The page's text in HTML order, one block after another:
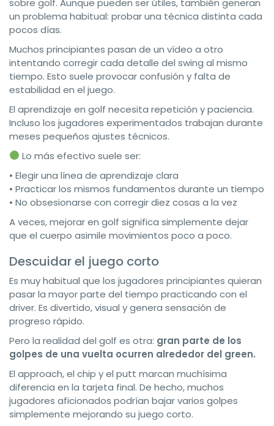
un problema habitual: probar una técnica distinta cada
pocos días.
Muchos principiantes pasan de un vídeo a otro
intentando corregir cada detalle del swing al mismo
tiempo. Esto suele provocar confusión y falta de
estabilidad en el juego.
El aprendizaje en golf necesita repetición y paciencia.
Incluso los jugadores experimentados trabajan durante
meses pequeños ajustes técnicos.
Lo más efectivo suele ser:
• Elegir una línea de aprendizaje clara
• Practicar los mismos fundamentos durante un tiempo
• No obsesionarse con corregir diez cosas a la vez
A veces, mejorar en golf significa simplemente dejar
que el cuerpo asimile movimientos poco a poco.
Descuidar el juego corto
Es muy habitual que los jugadores principiantes quieran
pasar la mayor parte del tiempo practicando con el
driver. Es divertido, visual y genera sensación de
progreso rápido.
Pero la realidad del golf es otra: gran parte de los
golpes de una vuelta ocurren alrededor del green.
El approach, el chip y el putt marcan muchísima
diferencia en la tarjeta final. De hecho, muchos
jugadores aficionados podrían bajar varios golpes
simplemente mejorando su juego corto.